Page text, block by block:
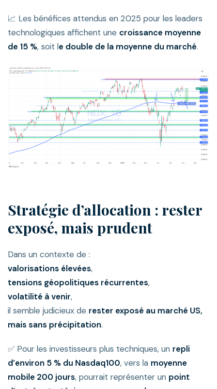
📈 Les bénéfices attendus en 2025 pour les leaders
technologiques affichent une croissance moyenne
de 15 %, soit le double de la moyenne du marché.
Stratégie d’allocation : rester
exposé, mais prudent
Dans un contexte de :
valorisations élevées,
tensions géopolitiques récurrentes,
volatilité à venir,
il semble judicieux de rester exposé au marché US,
mais sans précipitation.
✅ Pour les investisseurs plus techniques, un repli
d’environ 5 % du Nasdaq100, vers la moyenne
mobile 200 jours, pourrait représenter un point